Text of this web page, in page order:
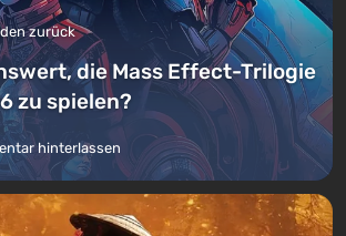
zurück
die Mass Effect-Trilogie
zu spielen?
hinterlassen